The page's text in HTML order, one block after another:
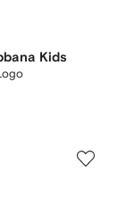
Kids